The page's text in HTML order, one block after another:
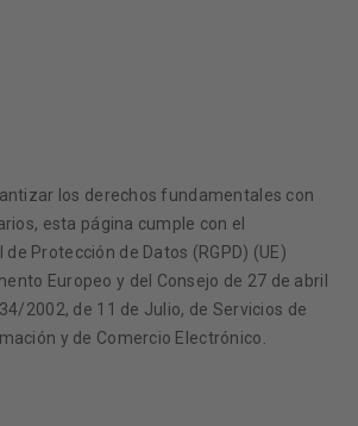
los derechos fundamentales con
esta página cumple con el
Protección de Datos (RGPD) (UE)
Europeo y del Consejo de 27 de abril
2002, de 11 de Julio, de Servicios de
y de Comercio Electrónico.